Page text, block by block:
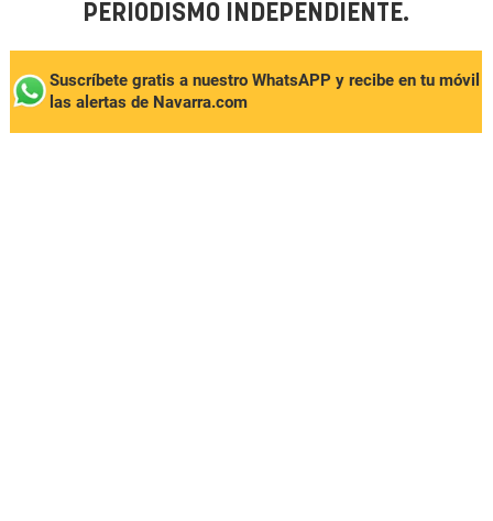
PERIODISMO INDEPENDIENTE.
Suscríbete gratis a nuestro WhatsAPP y recibe en tu móvil
las alertas de Navarra.com